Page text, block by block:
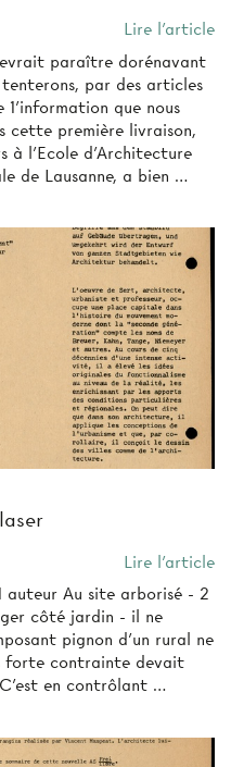
Lire l'article
paraître dorénavant
tenterons, par des articles
que nous
cette première livraison,
à l'Ecole d'Architecture
de Lausanne, a bien …
Lire l'article
auteur Au site arborisé - 2
côté jardin - il ne
pignon d'un rural ne
forte contrainte devait
en contrôlant …